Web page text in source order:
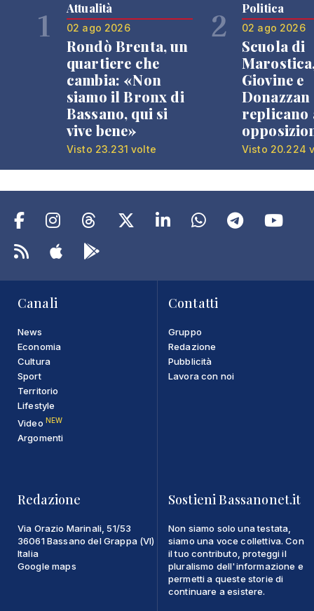
1 Attualità
02 ago 2026
Rondò Brenta, un
quartiere che
cambia: «Non
siamo il Bronx di
Bassano, qui si
vive bene»
Visto 23.231 volte
2 Politica
02 ago 2026
Scuola di
Giovine e
Donazzan
replicano
Visto 20.224
Canali
News
Economia
Cultura
Sport
Territorio
Lifestyle
Video NEW
Argomenti
Contatti
Gruppo
Redazione
Pubblicità
Lavora con noi
Redazione
Via Orazio Marinali, 51/53
36061 Bassano del Grappa (VI)
Italia
Google maps
Sostieni Bassanonet.it
Non siamo solo una testata,
siamo una voce collettiva. Con
il tuo contributo, proteggi il
pluralismo dell'informazione e
permetti a queste storie di
continuare a esistere.